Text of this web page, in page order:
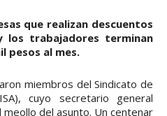
que realizan descuentos
trabajadores terminan
pesos al mes.
miembros del Sindicato de
cuyo secretario general
meollo del asunto. Un centenar